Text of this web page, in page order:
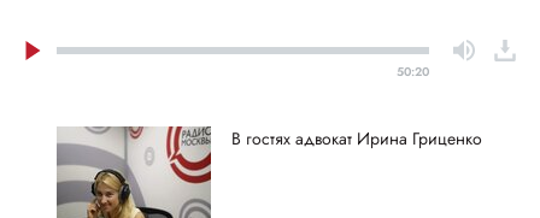
50:20
В гостях адвокат Ирина Гриценко